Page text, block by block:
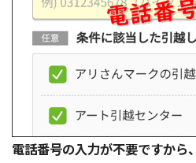
電話番号の入力が不要ですから